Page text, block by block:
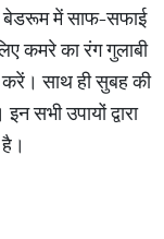
बेडरूम में साफ-सफाई
कमरे का रंग गुलाबी
साथ ही सुबह की
सभी उपायों द्वारा